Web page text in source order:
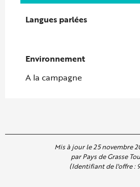
Langues parlées
Langues parlées
Environnement
Environnement
A la campagne
Mis à jour le 25 novembre
par Pays de Grasse
(Identifiant de l'offre :